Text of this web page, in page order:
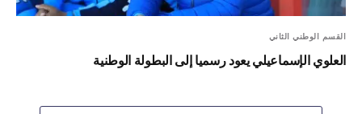
القسم الوطني الثاني
العلوي الإسماعيلي يعود رسميا إلى البطولة الوطنية